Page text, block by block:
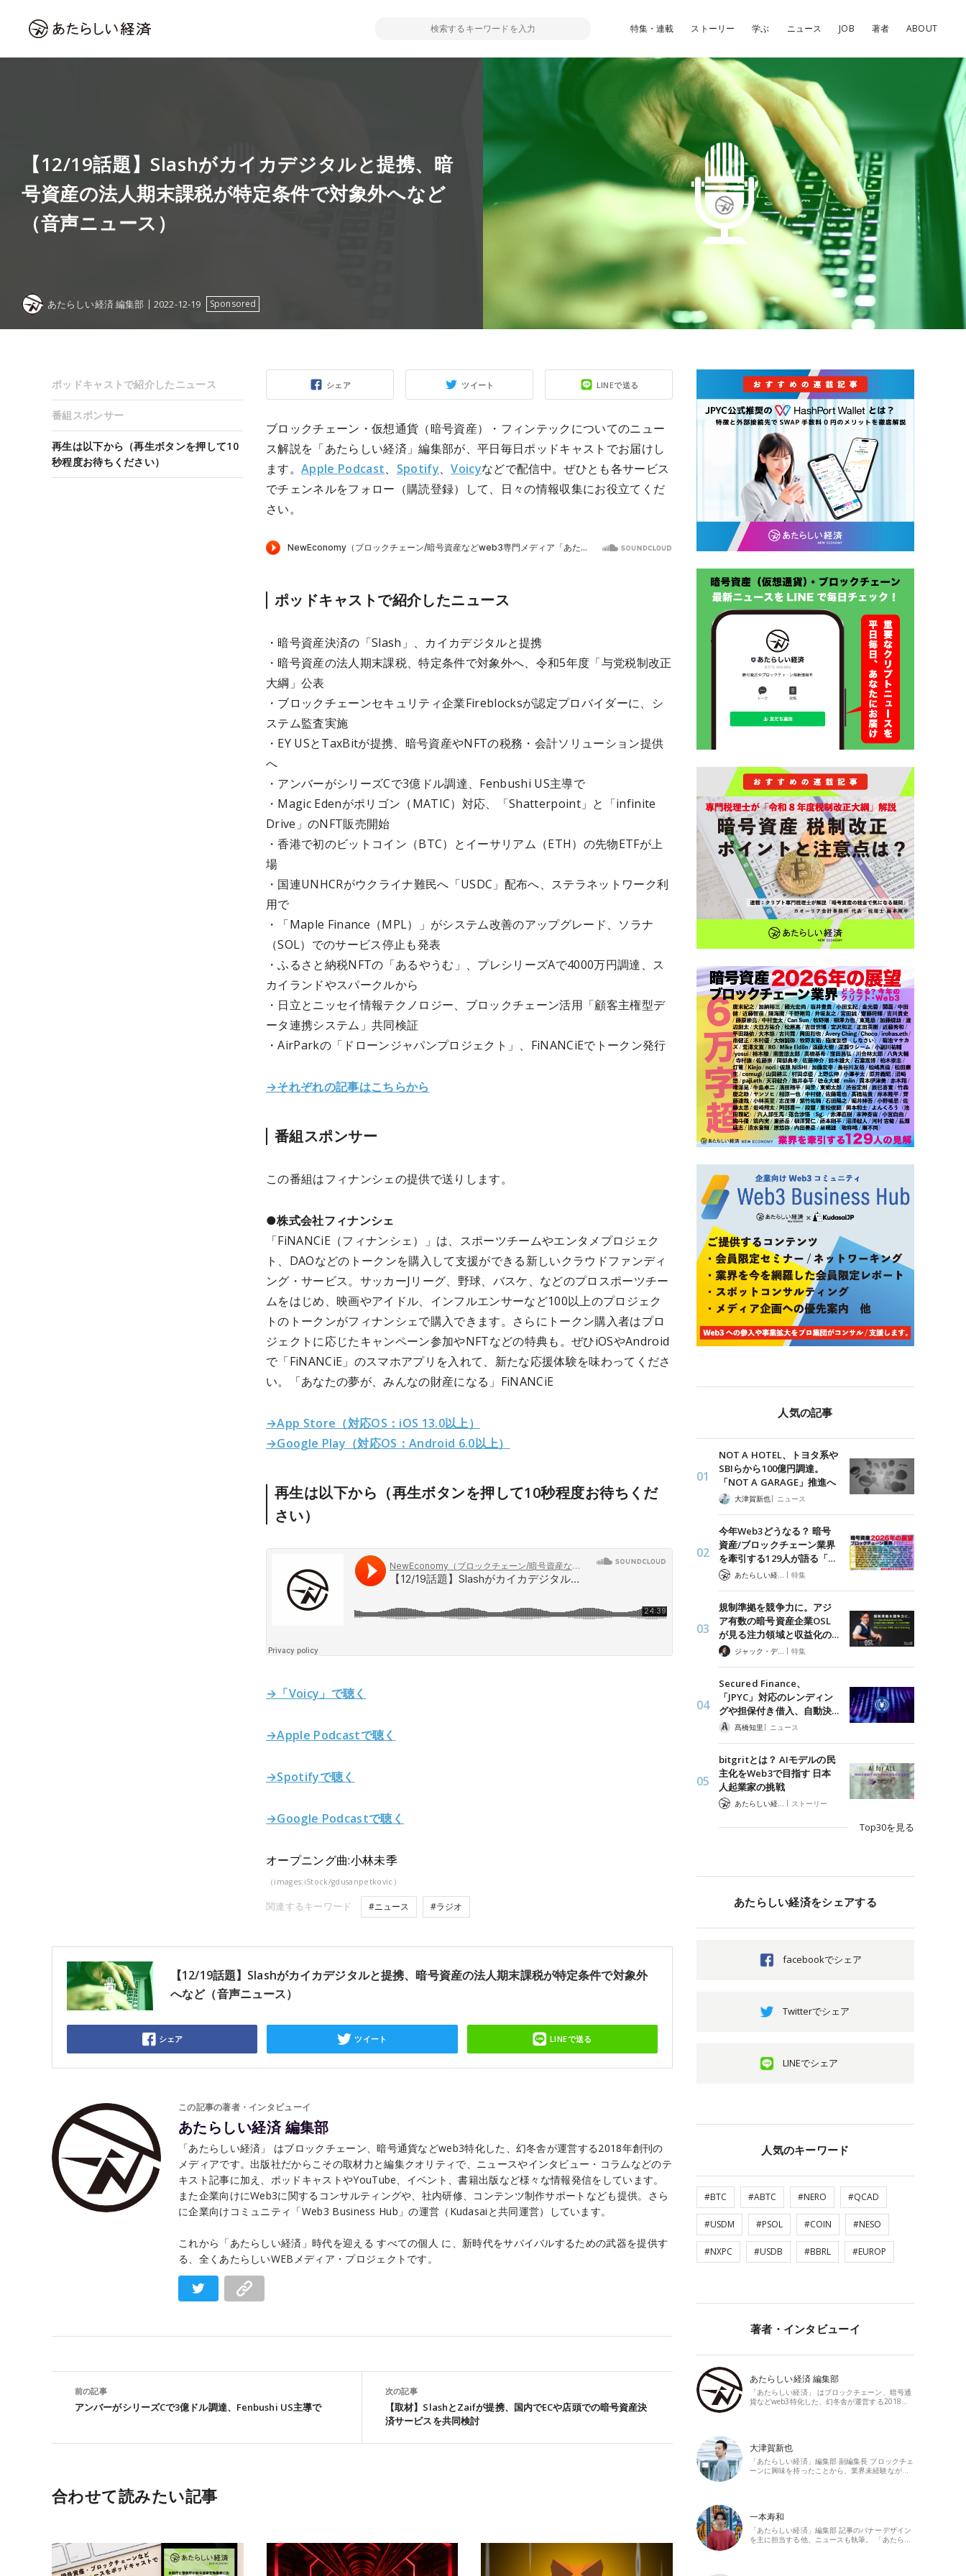
特集・連載 ストーリー 学ぶ ニュース JOB 著者 ABOUT
【12/19話題】Slashがカイカデジタルと提携、暗
号資産の法人期末課税が特定条件で対象外へなど
（音声ニュース）
あたらしい経済 編集部 2022-12-19 Sponsored
シェア ツイート LINEで送る
ブロックチェーン・仮想通貨（暗号資産）・フィンテックについてのニュー
ス解説を「あたらしい経済」編集部が、平日毎日ポッドキャストでお届けし
ます。 Apple Podcast、 Spotify、Voicyなどで配信中。ぜひとも各サービス
でチェンネルをフォロー（購読登録）して、日々の情報収集にお役立てくだ
さい。
ポッドキャストで紹介したニュース
・暗号資産決済の「Slash」、カイカデジタルと提携
・暗号資産の法人期末課税、特定条件で対象外へ、令和5年度「与党税制改正
大綱」公表
・ブロックチェーンセキュリティ企業Fireblocksが認定プロバイダーに、シ
ステム監査実施
・EY USとTaxBitが提携、暗号資産やNFTの税務・会計ソリューション提供
へ
・アンバーがシリーズCで3億ドル調達、Fenbushi US主導で
・Magic Edenがポリゴン（MATIC）対応、「Shatterpoint」と「infinite
Drive」のNFT販売開始
・香港で初のビットコイン（BTC）とイーサリアム（ETH）の先物ETFが上
場
・国連UNHCRがウクライナ難民へ「USDC」配布へ、ステラネットワーク利
用で
・「Maple Finance（MPL）」がシステム改善のアップグレード、ソラナ
（SOL）でのサービス停止も発表
・ふるさと納税NFTの「あるやうむ」、プレシリーズAで4000万円調達、ス
カイランドやスパークルから
・日立とニッセイ情報テクノロジー、ブロックチェーン活用「顧客主権型デ
ータ連携システム」共同検証
・AirParkの「ドローンジャパンプロジェクト」、FiNANCiEでトークン発行
→それぞれの記事はこちらから
番組スポンサー
この番組はフィナンシェの提供で送りします。
●株式会社フィナンシェ
「FiNANCiE（フィナンシェ）」は、スポーツチームやエンタメプロジェク
ト、DAOなどのトークンを購入して支援ができる新しいクラウドファンディ
ング・サービス。サッカーJリーグ、野球、バスケ、などのプロスポーツチー
ムをはじめ、映画やアイドル、インフルエンサーなど100以上のプロジェク
トのトークンがフィナンシェで購入できます。さらにトークン購入者はプロ
ジェクトに応じたキャンペーン参加やNFTなどの特典も。ぜひiOSやAndroid
で「FiNANCiE」のスマホアプリを入れて、新たな応援体験を味わってくださ
い。「あなたの夢が、みんなの財産になる」FiNANCiE
→App Store（対応OS：iOS 13.0以上）
→Google Play（対応OS：Android 6.0以上）
再生は以下から（再生ボタンを押して10秒程度お待ちくだ
さい）
→「Voicy」で聴く
→Apple Podcastで聴く
→Spotifyで聴く
→Google Podcastで聴く
オープニング曲:小林未季
（images:iStock/gdusanpetkovic）
関連するキーワード #ニュース #ラジオ
ポッドキャストで紹介したニュース
番組スポンサー
再生は以下から（再生ボタンを押して10
秒程度お待ちください）
【12/19話題】Slashがカイカデジタルと提携、暗号資産の法人期末課税が特定条件で対象外
へなど（音声ニュース）
シェア ツイート LINEで送る
この記事の著者・インタビューイ
あたらしい経済 編集部
「あたらしい経済」 はブロックチェーン、暗号通貨などweb3特化した、幻冬舎が運営する2018年創刊の
メディアです。出版社だからこその取材力と編集クオリティで、ニュースやインタビュー・コラムなどのテ
キスト記事に加え、ポッドキャストやYouTube、イベント、書籍出版など様々な情報発信をしています。
また企業向けにWeb3に関するコンサルティングや、社内研修、コンテンツ制作サポートなども提供。さら
に企業向けコミュニティ「Web3 Business Hub」の運営（Kudasaiと共同運営）しています。
これから「あたらしい経済」時代を迎える すべての個人 に、新時代をサバイバルするための武器を提供す
る、全くあたらしいWEBメディア・プロジェクトです。
前の記事
アンバーがシリーズCで3億ドル調達、Fenbushi US主導で
次の記事
【取材】SlashとZaifが提携、国内でECや店頭での暗号資産決
済サービスを共同検討
合わせて読みたい記事
人気の記事
NOT A HOTEL、トヨタ系や
SBIらから100億円調達。
「NOT A GARAGE」推進へ
大津賀新也| ニュース
今年Web3どうなる？ 暗号
資産/ブロックチェーン業界
を牽引する129人が語る「…
| 特集
規制準拠を競争力に。アジ
ア有数の暗号資産企業OSL
が見る注力領域と収益化の…
ジャック・デロン（Jack Derong） | 特集
Secured Finance、
「JPYC」対応のレンディン
グや担保付き借入、自動決…
髙橋知里 | ニュース
bitgritとは？ AIモデルの民
主化をWeb3で目指す 日本
人起業家の挑戦
| ストーリー
Top30を見る
あたらしい経済をシェアする
facebookでシェア
Twitterでシェア
LINEでシェア
人気のキーワード
#BTC #ABTC #NERO #QCAD
#USDM #PSOL #COIN #NESO
#NXPC #USDB #BBRL #EUROP
著者・インタビューイ
あたらしい経済 編集部
「あたらしい経済」 はブロックチェーン、暗号通
貨などweb3特化した、幻冬舎が運営する2018…
大津賀新也
「あたらしい経済」編集部 副編集長 ブロックチェ
ーンに興味を持ったことから、業界未経験なが…
一本寿和
「あたらしい経済」編集部 記事のバナーデザイン
を主に担当する他、ニュースも執筆。 「あたら…